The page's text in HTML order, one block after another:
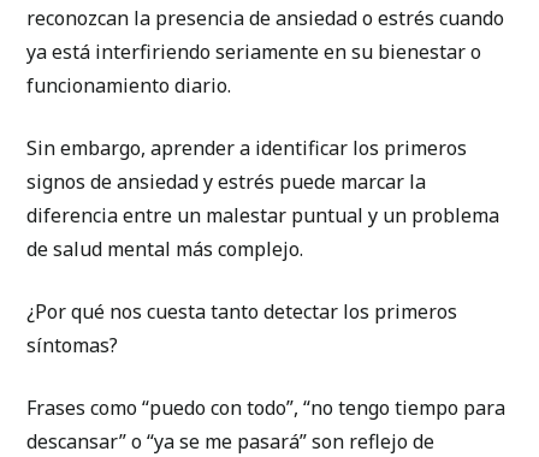
reconozcan la presencia de ansiedad o estrés cuando
ya está interfiriendo seriamente en su bienestar o
funcionamiento diario.
Sin embargo, aprender a identificar los primeros
signos de ansiedad y estrés puede marcar la
diferencia entre un malestar puntual y un problema
de salud mental más complejo.
¿Por qué nos cuesta tanto detectar los primeros
síntomas?
Frases como “puedo con todo”, “no tengo tiempo para
descansar” o “ya se me pasará” son reflejo de